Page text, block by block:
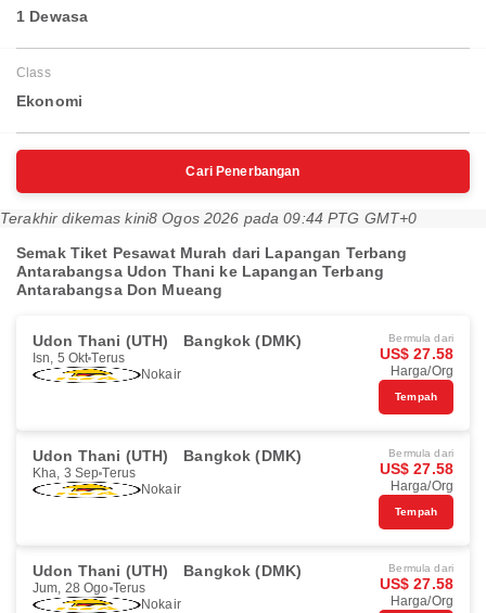
1 Dewasa
Class
Ekonomi
Cari Penerbangan
Terakhir dikemas kini8 Ogos 2026 pada 09:44 PTG GMT+0
Semak Tiket Pesawat Murah dari Lapangan Terbang
Antarabangsa Udon Thani ke Lapangan Terbang
Antarabangsa Don Mueang
Udon Thani (UTH) Bangkok (DMK)
Isn, 5 Okt Terus
Nokair
Bermula dari
US$ 27.58
Harga/Org
Tempah
Udon Thani (UTH) Bangkok (DMK)
Kha, 3 Sep Terus
Nokair
Bermula dari
US$ 27.58
Harga/Org
Tempah
Udon Thani (UTH) Bangkok (DMK)
Jum, 28 Ogo Terus
Nokair
Bermula dari
US$ 27.58
Harga/Org